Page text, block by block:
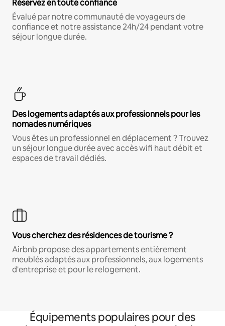
Réservez en toute confiance
Évalué par notre communauté de voyageurs de
confiance et notre assistance 24h/24 pendant votre
séjour longue durée.
Des logements adaptés aux professionnels pour les
nomades numériques
Vous êtes un professionnel en déplacement ? Trouvez
un séjour longue durée avec accès wifi haut débit et
espaces de travail dédiés.
Vous cherchez des résidences de tourisme ?
Airbnb propose des appartements entièrement
meublés adaptés aux professionnels, aux logements
d'entreprise et pour le relogement.
Équipements populaires pour des